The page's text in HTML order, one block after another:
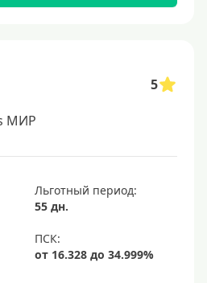
5
МИР
Льготный период:
55 дн.